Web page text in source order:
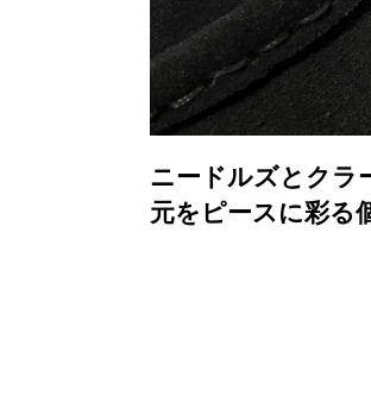
ニードルズとクラ
元をピースに彩る